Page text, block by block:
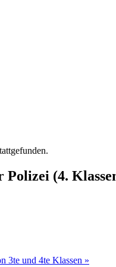
(4.
3te und 4te Klassen »